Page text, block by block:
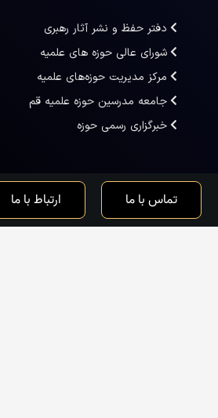
دفتر حفظ و نشر آثار رهبری
شورای عالی حوزه های علمیه
مرکز مدیریت حوزه‌های علمیه
جامعه مدرسین حوزه علمیه قم
خبرگزاری رسمی حوزه
تماس با ما ارتباط با ما